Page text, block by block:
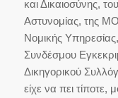
και Δικαιοσύνης,
Αστυνομίας, της
Νομικής
Συνδέσμου
Δικηγορικού
είχε να πει τίποτε,